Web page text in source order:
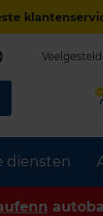
diensten